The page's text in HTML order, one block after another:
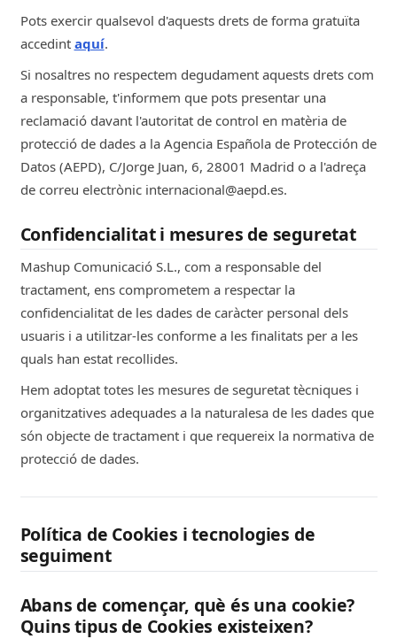
Pots exercir qualsevol d'aquests drets de forma gratuïta
accedint aquí.
Si nosaltres no respectem degudament aquests drets com
a responsable, t'informem que pots presentar una
reclamació davant l'autoritat de control en matèria de
protecció de dades a la Agencia Española de Protección de
Datos (AEPD), C/Jorge Juan, 6, 28001 Madrid o a l'adreça
de correu electrònic internacional@aepd.es.
Confidencialitat i mesures de seguretat
Mashup Comunicació S.L., com a responsable del
tractament, ens comprometem a respectar la
confidencialitat de les dades de caràcter personal dels
usuaris i a utilitzar-les conforme a les finalitats per a les
quals han estat recollides.
Hem adoptat totes les mesures de seguretat tècniques i
organitzatives adequades a la naturalesa de les dades que
són objecte de tractament i que requereix la normativa de
protecció de dades.
Política de Cookies i tecnologies de
seguiment
Abans de començar, què és una cookie?
Quins tipus de Cookies existeixen?